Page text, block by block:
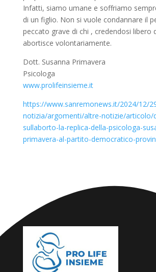
Infatti, siamo umane e soffriamo
di un figlio. Non si vuole condannare il
peccato grave di chi , credendosi libero
abortisce volontariamente.
Dott. Susanna Primavera
Psicologa
www.prolifeinsieme.it
https://www.sanremonews.it/2024/12/
notizia/argomenti/altre-notizie/articolo/
sullaborto-la-replica-della-psicologa-
primavera-al-partito-democratico-